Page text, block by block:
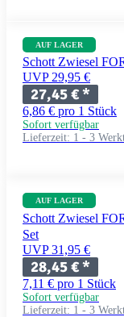
AUF LAGER
Schott Zwiesel
UVP 29,95 €
27,45 €*
6,86 € pro 1 Stück
Sofort verfügbar
Lieferzeit: 1 - 3
AUF LAGER
Schott Zwiesel
Set
UVP 31,95 €
28,45 €*
7,11 € pro 1 Stück
Sofort verfügbar
Lieferzeit: 1 - 3